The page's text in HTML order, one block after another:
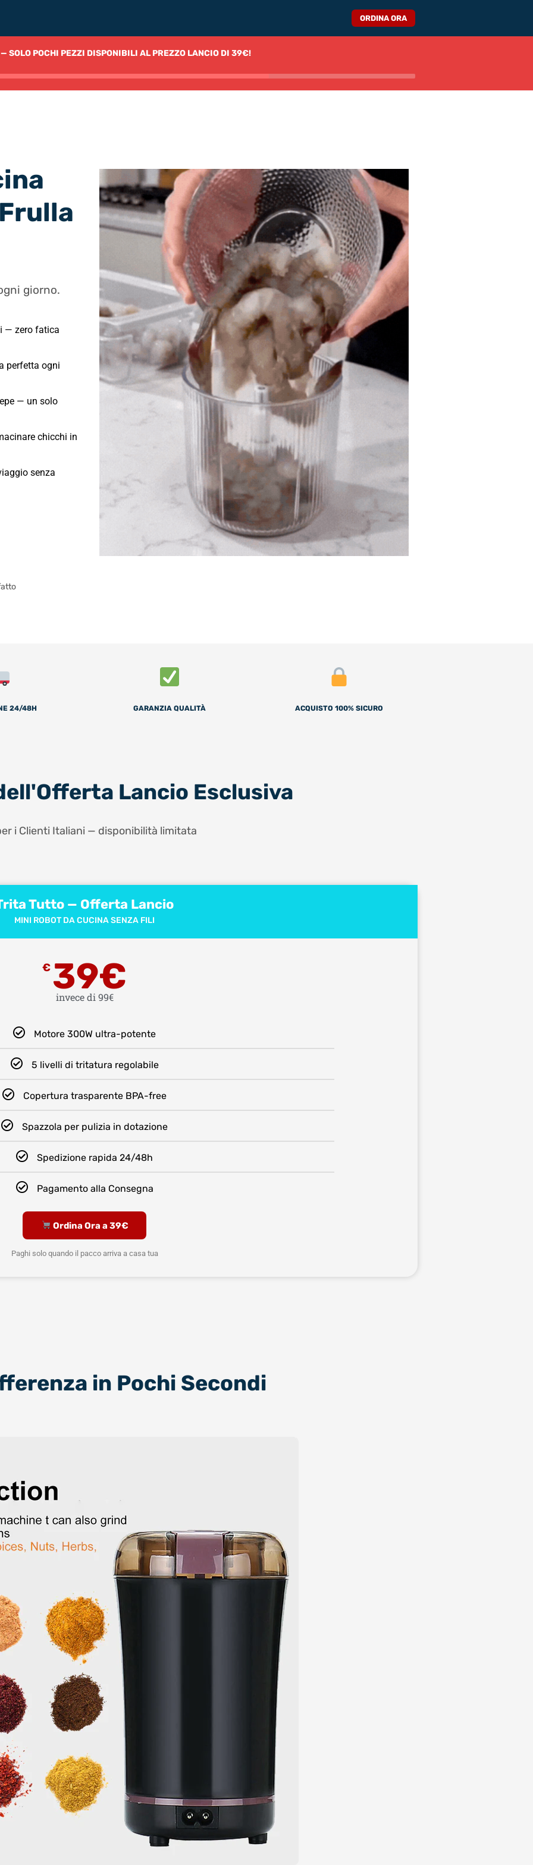
ORDINA ORA
SOLO POCHI PEZZI DISPONIBILI AL PREZZO LANCIO DI 39€!
giorno.
— zero fatica
perfetta ogni
— un solo
chicchi in
senza
24/48H GARANZIA QUALITÀ ACQUISTO 100% SICURO
Lancio Esclusiva
i Clienti Italiani — disponibilità limitata
Tutto — Offerta Lancio
MINI ROBOT DA CUCINA SENZA FILI
€ 39€
invece di 99€
Motore 300W ultra-potente
5 livelli di tritatura regolabile
Copertura trasparente BPA-free
Spazzola per pulizia in dotazione
Spedizione rapida 24/48h
Pagamento alla Consegna
Ordina Ora a 39€
Paghi solo quando il pacco arriva a casa tua
in Pochi Secondi